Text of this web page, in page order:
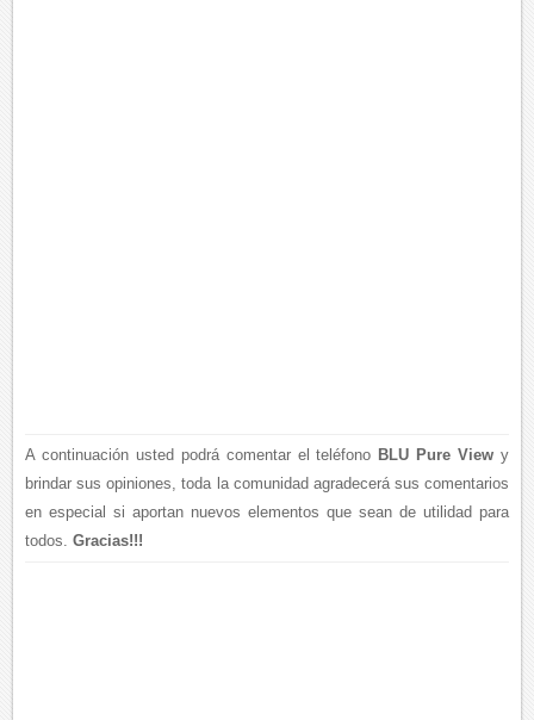
A continuación usted podrá comentar el teléfono BLU Pure Viewy
brindar sus opiniones, toda la comunidad agradecerá sus comentarios
en especial si aportan nuevos elementos que sean de utilidad para
todos.Gracias!!!